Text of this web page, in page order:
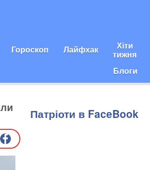
Гороскоп Лайфхак Хіти
тижня
Блоги
Патріоти в FaceBook